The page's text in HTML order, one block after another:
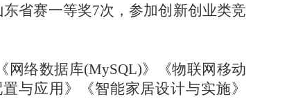
省赛一等奖7次，参加创新创业类竞
网络数据库(MySQL)》《物联网移动
与应用》《智能家居设计与实施》